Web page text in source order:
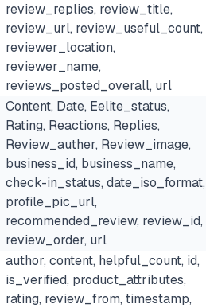
review_replies, review_title,
review_url, review_useful_count,
reviewer_location,
reviewer_name,
reviews_posted_overall, url
Content, Date, Eelite_status,
Rating, Reactions, Replies,
Review_auther, Review_image,
business_id, business_name,
check-in_status, date_iso_format,
profile_pic_url,
recommended_review, review_id,
review_order, url
author, content, helpful_count, id,
is_verified, product_attributes,
rating, review_from, timestamp,